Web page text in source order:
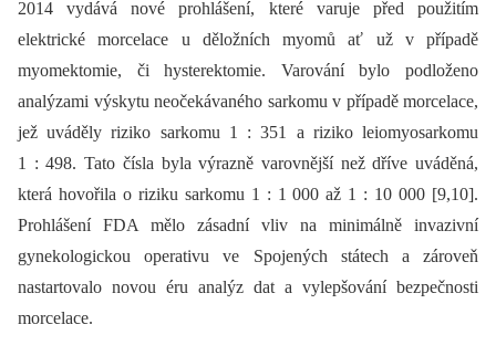
2014 vydává nové prohlášení, které varuje před použitím
elektrické morcelace u děložních myomů ať už v případě
myomektomie, či hysterektomie. Varování bylo podloženo
analýzami výskytu neočekávaného sarkomu v případě morcelace,
jež uváděly riziko sarkomu 1 : 351 a riziko leiomyosarkomu
1 : 498. Tato čísla byla výrazně varovnější než dříve uváděná,
která hovořila o riziku sarkomu 1 : 1 000 až 1 : 10 000 [9,10].
Prohlášení FDA mělo zásadní vliv na minimálně invazivní
gynekologickou operativu ve Spojených státech a zároveň
nastartovalo novou éru analýz dat a vylepšování bezpečnosti
morcelace.